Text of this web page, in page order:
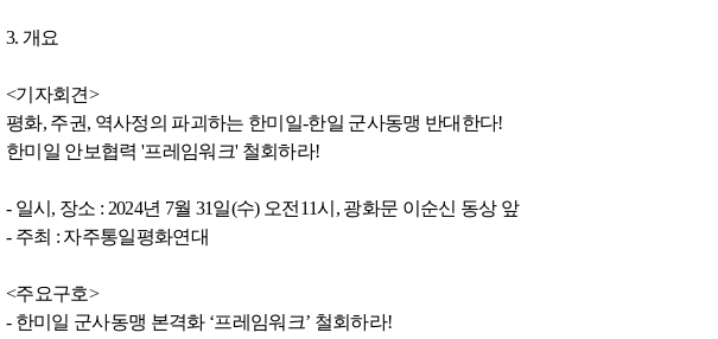
3. 개요
<기자회견>
평화, 주권, 역사정의 파괴하는 한미일-한일 군사동맹 반대한다!
한미일 안보협력 '프레임워크' 철회하라!
- 일시 , 장소 : 2024년 7월 31일(수) 오전 11시 , 광화문 이순신 동상 앞
- 주최 : 자주통일평화연대
<주요구호>
- 한미일 군사동맹 본격화 ‘프레임워크’ 철회하라!